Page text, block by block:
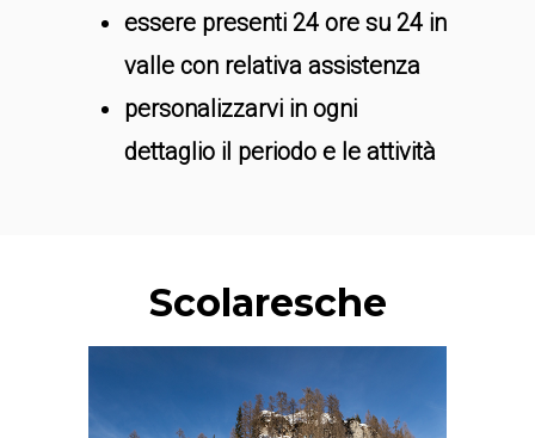
essere presenti 24 ore su 24 in
valle con relativa assistenza
personalizzarvi in ogni
dettaglio il periodo e le attività
Scolaresche